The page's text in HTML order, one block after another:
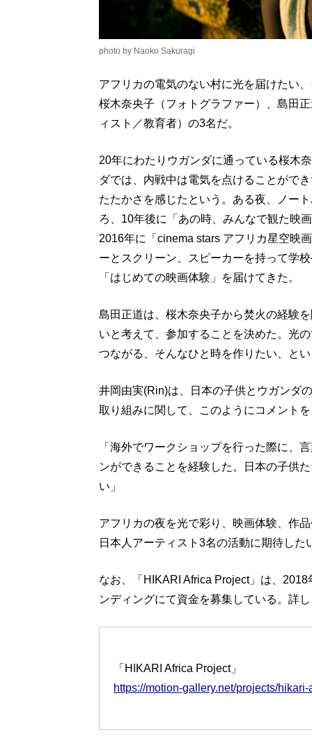
photo by Naoko Sakuragi
アフリカの電気のない村に光を届けたい
桜木奈央子（フォトグラファー）、島田
ィスト／教育者）の3名だ。
20年にわたりウガンダに通っている桜木
ダでは、内戦中は電気を点けることがで
たたかさを感じたという。ある夜、ノー
ろ、10年後に「あの時、みんなで観た映
2016年に「cinema stars アフリカ星空映
ーとスクリーン、スピーカーを持って学
「はじめての映画体験」を届けてきた。
島田正道は、桜木奈央子から焚火の経験
いと考えて、参加することを決めた。光
つながる、そんなひと時を作りたい、と
井岡由実(Rin)は、日本の子供とウガンダ
取り組みに関して、このようにコメント
「海外でワークショップを行った際に、
ンができることを経験した。日本の子供
い」
アフリカの夜を光で彩り、映画体験、作
日本人アーティスト3名の活動に期待した
なお、「HIKARI Africa Project」は、
ンディングにて資金を募集している。詳
「HIKARI Africa Project」
https://motion-gallery.net/projects/hikari-